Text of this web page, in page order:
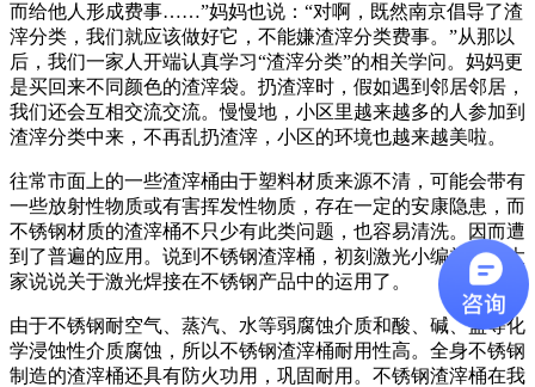
而给他人形成费事……”妈妈也说：“对啊，既然南京倡导了渣
滓分类，我们就应该做好它，不能嫌渣滓分类费事。”从那以
后，我们一家人开端认真学习“渣滓分类”的相关学问。妈妈更
是买回来不同颜色的渣滓袋。扔渣滓时，假如遇到邻居邻居，
我们还会互相交流交流。慢慢地，小区里越来越多的人参加到
渣滓分类中来，不再乱扔渣滓，小区的环境也越来越美啦。
往常市面上的一些渣滓桶由于塑料材质来源不清，可能会带有
一些放射性物质或有害挥发性物质，存在一定的安康隐患，而
不锈钢材质的渣滓桶不只少有此类问题，也容易清洗。因而遭
到了普遍的应用。说到不锈钢渣滓桶，初刻激光小编就得和大
家说说关于激光焊接在不锈钢产品中的运用了。
由于不锈钢耐空气、蒸汽、水等弱腐蚀介质和酸、碱、盐等化
学浸蚀性介质腐蚀，所以不锈钢渣滓桶耐用性高。全身不锈钢
制造的渣滓桶还具有防火功用，巩固耐用。不锈钢渣滓桶在我